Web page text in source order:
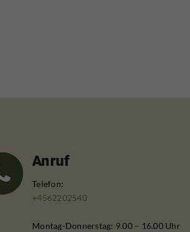
Anruf
Telefon:
+4562202540
Montag-Donnerstag: 9.00 – 16.00 Uhr